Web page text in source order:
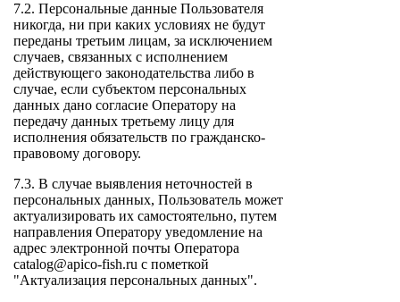
7.2. Персональные данные Пользователя
никогда, ни при каких условиях не будут
переданы третьим лицам, за исключением
случаев, связанных с исполнением
действующего законодательства либо в
случае, если субъектом персональных
данных дано согласие Оператору на
передачу данных третьему лицу для
исполнения обязательств по гражданско-
правовому договору.
7.3. В случае выявления неточностей в
персональных данных, Пользователь может
актуализировать их самостоятельно, путем
направления Оператору уведомление на
адрес электронной почты Оператора
catalog@apico-fish.ru с пометкой
"Актуализация персональных данных".